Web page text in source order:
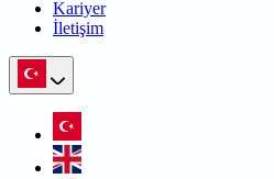
Kariyer
İletişim